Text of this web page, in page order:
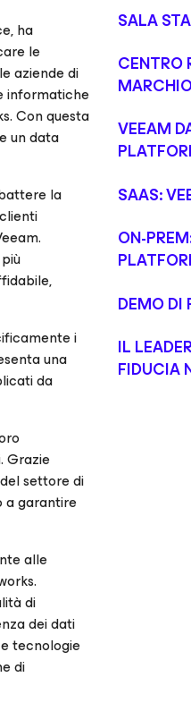
ha
le
aziende di
informatiche
Con questa
un data
la
i
una
da
Grazie
settore di
a garantire
alle
di
dei dati
tecnologie
di
SALA
CENTRO
VEEAM
SAAS:
ON-
DEMO DI
IL
FIDUCIA